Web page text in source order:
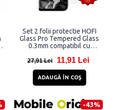
Set 2 folii protectie HOFI
Glass Pro Tempered Glass
0.3mm compatibil cu
27,91 Lei 11,91 Lei
ADAUGĂ ÎN COŞ
-43%